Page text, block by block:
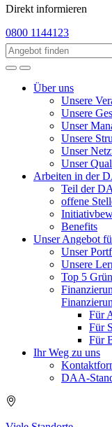
Direkt informieren
0800 1144123
Über uns
Unsere
Unsere
Unser
Unsere
Unser
Unser
Arbeiten in der
Teil der
offene
Benefits
Unser Angebot
Unser
Unsere
Top 5
Für
Für
Für
Ihr Weg zu uns
DAA-